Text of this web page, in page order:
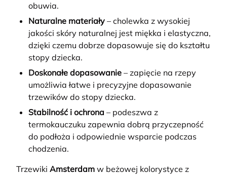
obuwia.
Naturalne materiały – cholewka z wysokiej
jakości skóry naturalnej jest miękka i elastyczna,
dzięki czemu dobrze dopasowuje się do kształtu
stopy dziecka.
Doskonałe dopasowanie – zapięcie na rzepy
umożliwia łatwe i precyzyjne dopasowanie
trzewików do stopy dziecka.
Stabilność i ochrona – podeszwa z
termokauczuku zapewnia dobrą przyczepność
do podłoża i odpowiednie wsparcie podczas
chodzenia.
Trzewiki Amsterdam w beżowej kolorystyce z